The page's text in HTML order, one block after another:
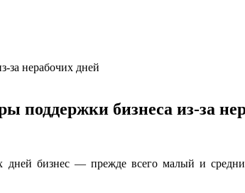
за нерабочих дней
поддержки бизнеса из-за
дней бизнес — прежде всего малый и